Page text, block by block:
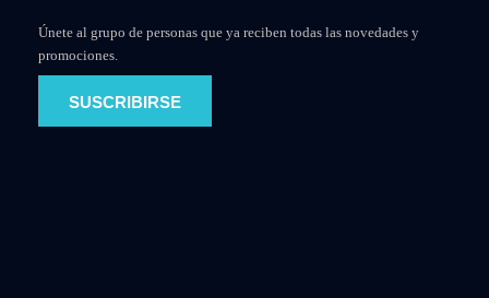
Únete al grupo de personas que ya reciben todas las novedades y
promociones.
SUSCRIBIRSE